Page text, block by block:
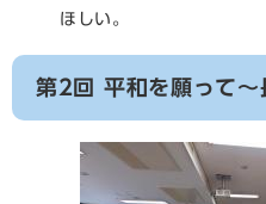
ほしい。
第2回 平和を願って～